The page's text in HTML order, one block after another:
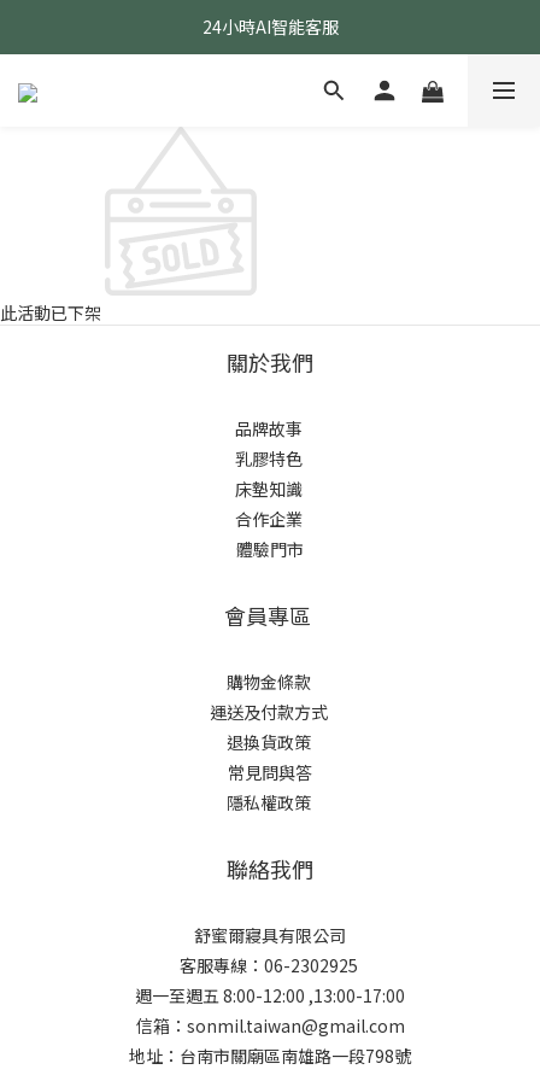
24小時AI智能客服
24小時AI智能客服
指定醫療級款式 贈乳膠枕
此活動已下架
關於我們
品牌故事
乳膠特色
床墊知識
合作企業
體驗門市
會員專區
購物金條款
運送及付款方式
退換貨政策
常見問與答
隱私權政策
聯絡我們
舒蜜爾寢具有限公司
客服專線：06-2302925
週一至週五 8:00-12:00 ,13:00-17:00
信箱：sonmil.taiwan@gmail.com
地址：台南市關廟區南雄路一段798號